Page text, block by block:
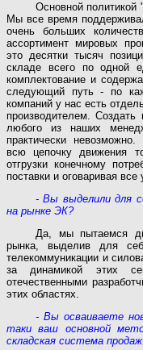
Основной политикой
Мы все время
очень больших
ассортимент мировых
это десятки тысяч
складе всего по одной
комплектование и
следующий путь - по
компаний у нас есть
производителем.
любого из наших
практически
всю цепочку движения
отгрузки конечному
поставки и оговаривая все
- Вы выделили для
на рынке ЭК?
Да, мы пытаемся
рынка, выделив для
телекоммуникации и
за динамикой этих
отечественными
этих областях.
- Вы осваиваете
таки ваш основной
складская система продаж.